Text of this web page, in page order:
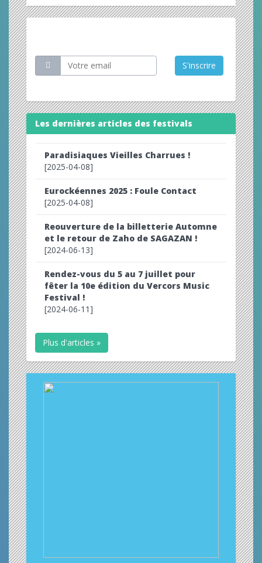
S'inscrire
Les dernières articles des festivals
Paradisiaques Vieilles Charrues !
[2025-04-08]
Eurockéennes 2025 : Foule Contact
[2025-04-08]
Reouverture de la billetterie Automne
et le retour de Zaho de SAGAZAN !
[2024-06-13]
Rendez-vous du 5 au 7 juillet pour
fêter la 10e édition du Vercors Music
Festival !
[2024-06-11]
Plus d'articles »